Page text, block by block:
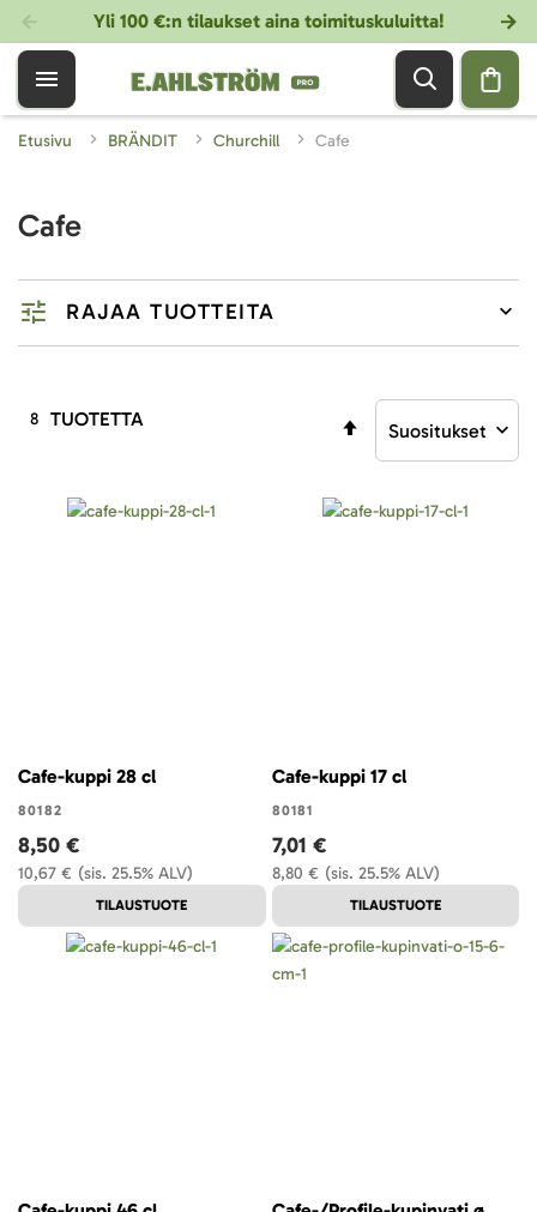
Yli 100 €:n tilaukset aina toimituskuluitta!
Etusivu BRÄNDIT Churchill Cafe
Cafe
8 TUOTETTA
Aseta
Cafe-kuppi 28 cl
80182
(sis. 25.5% ALV)
10,67 €
8,50 €
TILAUSTUOTE
Cafe-kuppi 17 cl
80181
(sis. 25.5% ALV)
8,80 €
7,01 €
TILAUSTUOTE
RAJAA TUOTTEITA